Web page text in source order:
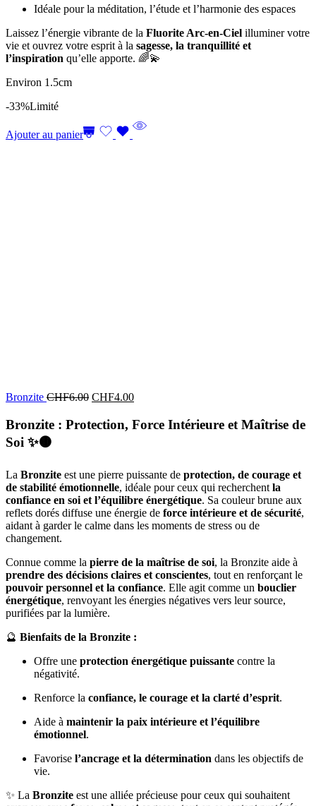
Idéale pour la méditation, l’étude et l’harmonie des espaces
Laissez l’énergie vibrante de la Fluorite Arc-en-Ciel illuminer votre
vie et ouvrez votre esprit à la sagesse, la tranquillité et
l’inspiration qu’elle apporte. 🌈💫
Environ 1.5cm
-33%Limité
Ajouter au panier
Bronzite CHF6.00 CHF4.00
Bronzite : Protection, Force Intérieure et Maîtrise de
Soi ✨🟤
La Bronzite est une pierre puissante de protection, de courage et
de stabilité émotionnelle, idéale pour ceux qui recherchent la
confiance en soi et l’équilibre énergétique. Sa couleur brune aux
reflets dorés diffuse une énergie de force intérieure et de sécurité,
aidant à garder le calme dans les moments de stress ou de
changement.
Connue comme la pierre de la maîtrise de soi, la Bronzite aide à
prendre des décisions claires et conscientes, tout en renforçant le
pouvoir personnel et la confiance. Elle agit comme un bouclier
énergétique, renvoyant les énergies négatives vers leur source,
purifiées par la lumière.
🔮 Bienfaits de la Bronzite :
Offre une protection énergétique puissante contre la
négativité.
Renforce la confiance, le courage et la clarté d’esprit.
Aide à maintenir la paix intérieure et l’équilibre
émotionnel.
Favorise l’ancrage et la détermination dans les objectifs de
vie.
✨ La Bronzite est une alliée précieuse pour ceux qui souhaitent